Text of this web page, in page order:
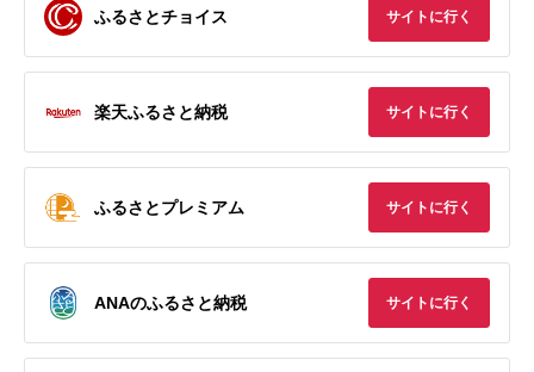
ふるさとチョイス サイトに行く
楽天ふるさと納税 サイトに行く
ふるさとプレミアム サイトに行く
ANAのふるさと納税 サイトに行く